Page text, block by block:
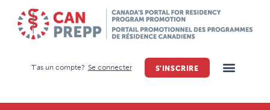
T'as un compte? Se connecter S'INSCRIRE